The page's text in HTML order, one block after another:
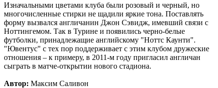
Изначальными цветами клуба были розовый и черный, но
многочисленные стирки не щадили яркие тона. Поставлять
форму вызвался англичанин Джон Сэвидж, имевший связи с
Ноттингемом. Так в Турине и появились черно-белые
футболки, принадлежащие английскому "Ноттс Каунти".
"Ювентус" с тех пор поддерживает с этим клубом дружеские
отношения – к примеру, в 2011-м году пригласил англичан
сыграть в матче-открытии нового стадиона.
Автор: Максим Саливон